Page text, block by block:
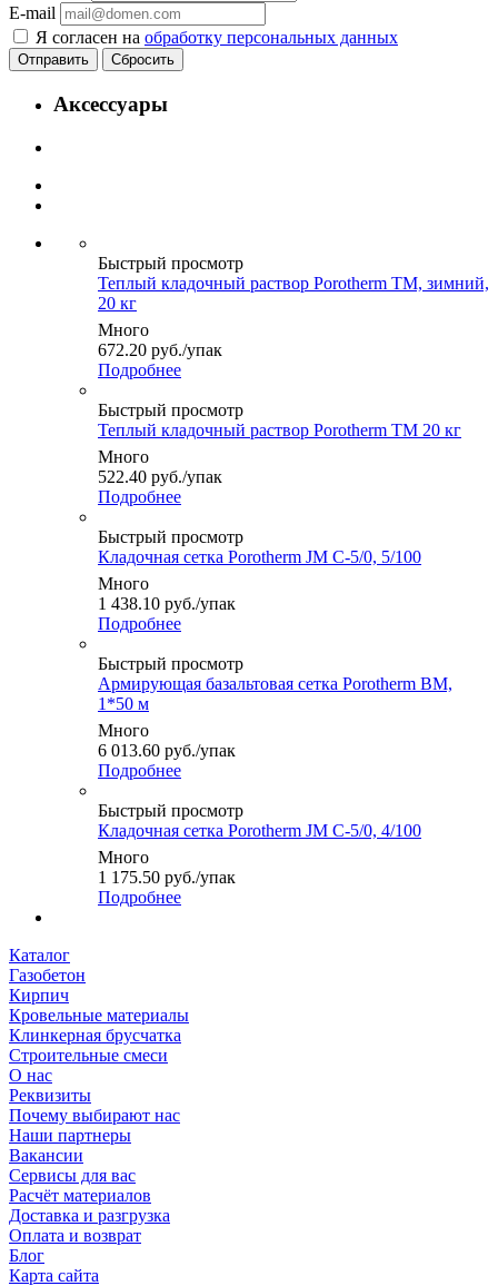
E-mail
Я согласен на обработку персональных данных
Сбросить
Аксессуары
Быстрый просмотр
Теплый кладочный раствор Porotherm TM, зимний,
20 кг
Много
672.20 руб./упак
Подробнее
Быстрый просмотр
Теплый кладочный раствор Porotherm TM 20 кг
Много
522.40 руб./упак
Подробнее
Быстрый просмотр
Кладочная сетка Porotherm JM C-5/0, 5/100
Много
1 438.10 руб./упак
Подробнее
Быстрый просмотр
Армирующая базальтовая сетка Porotherm BM,
1*50 м
Много
6 013.60 руб./упак
Подробнее
Быстрый просмотр
Кладочная сетка Porotherm JM C-5/0, 4/100
Много
1 175.50 руб./упак
Подробнее
Каталог
Газобетон
Кирпич
Кровельные материалы
Клинкерная брусчатка
Строительные смеси
О нас
Реквизиты
Почему выбирают нас
Наши партнеры
Вакансии
Сервисы для вас
Расчёт материалов
Доставка и разгрузка
Оплата и возврат
Блог
Карта сайта